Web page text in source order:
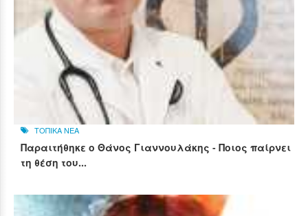
ΤΟΠΙΚΑ ΝΕΑ
Παραιτήθηκε ο Θάνος Γιαννουλάκης - Ποιος παίρνει
τη θέση του...